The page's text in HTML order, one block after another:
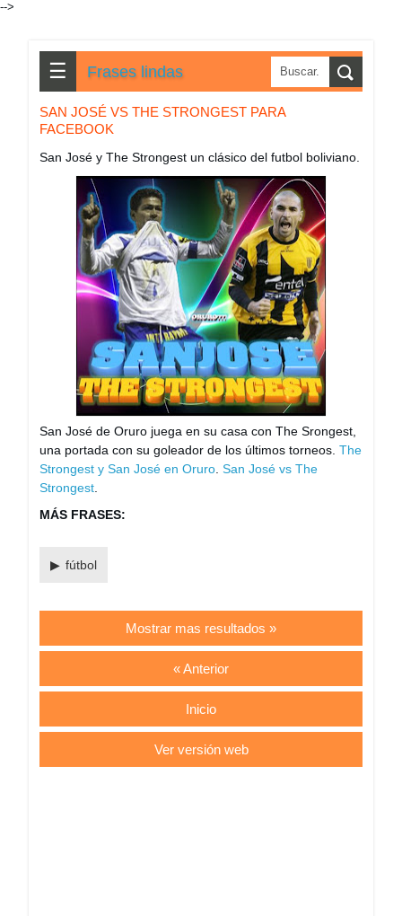
-->
☰ Frases lindas
SAN JOSÉ VS THE STRONGEST PARA
FACEBOOK
San José y The Strongest un clásico del futbol boliviano.
San José de Oruro juega en su casa con The Srongest,
una portada con su goleador de los últimos torneos. The
Strongest y San José en Oruro. San José vs The
Strongest.
MÁS FRASES:
fútbol
Mostrar mas resultados »
« Anterior
Inicio
Ver versión web